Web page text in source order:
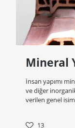
Mineral
İnsan yapımı
ve diğer
verilen genel
13